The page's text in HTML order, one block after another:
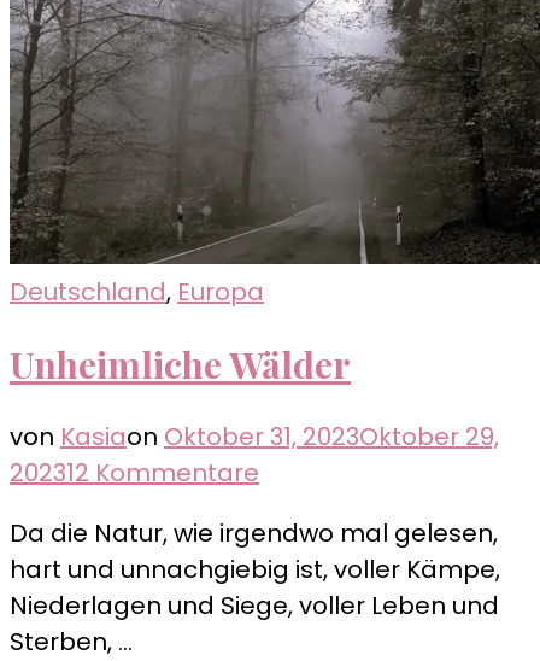
Deutschland, Europa
Unheimliche Wälder
von Kasiaon Oktober 31, 2023Oktober 29,
202312 Kommentare
Wälder
Da die Natur, wie irgendwo mal gelesen,
hart und unnachgiebig ist, voller Kämpe,
Niederlagen und Siege, voller Leben und
Sterben, …